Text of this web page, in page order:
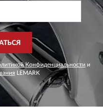
Конфиденциальности и
LEMARK